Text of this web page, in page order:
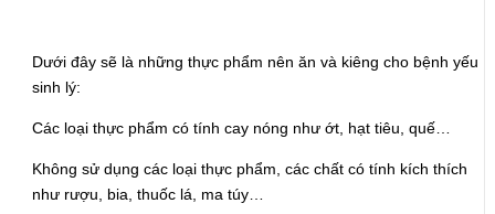
Dưới đây sẽ là những thực phẩm nên ăn và kiêng cho bệnh yếu
sinh lý:
Các loại thực phẩm có tính cay nóng như ớt, hạt tiêu, quế…
Không sử dụng các loại thực phẩm, các chất có tính kích thích
như rượu, bia, thuốc lá, ma túy…